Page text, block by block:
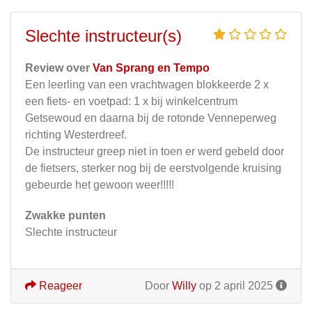
Slechte instructeur(s)
Review over Van Sprang en Tempo
Een leerling van een vrachtwagen blokkeerde 2 x
een fiets- en voetpad: 1 x bij winkelcentrum
Getsewoud en daarna bij de rotonde Venneperweg
richting Westerdreef.
De instructeur greep niet in toen er werd gebeld door
de fietsers, sterker nog bij de eerstvolgende kruising
gebeurde het gewoon weer!!!!!
Zwakke punten
Slechte instructeur
Door Willy op 2 april 2025
Reageer